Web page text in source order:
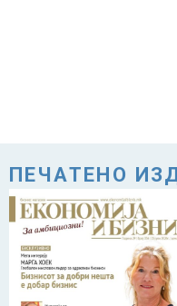
ПЕЧАТЕНО